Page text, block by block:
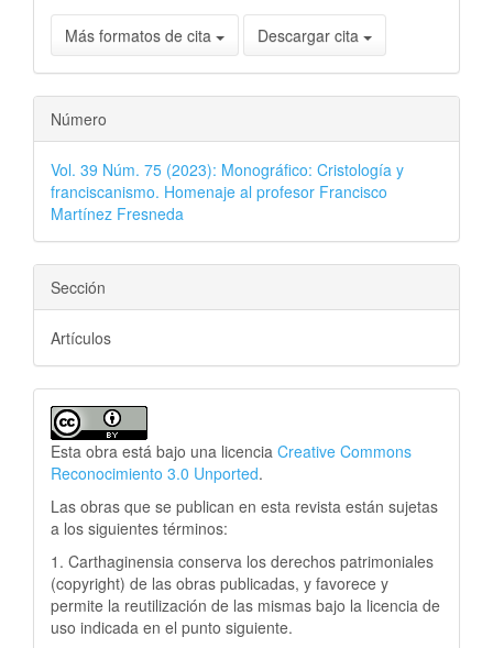
Más formatos de cita Descargar cita
Número
Vol. 39 Núm. 75 (2023): Monográfico: Cristología y
franciscanismo. Homenaje al profesor Francisco
Martínez Fresneda
Sección
Artículos
Esta obra está bajo una licencia Creative Commons
Reconocimiento 3.0 Unported.
Las obras que se publican en esta revista están sujetas
a los siguientes términos:
1. Carthaginensia conserva los derechos patrimoniales
(copyright) de las obras publicadas, y favorece y
permite la reutilización de las mismas bajo la licencia de
uso indicada en el punto siguiente.